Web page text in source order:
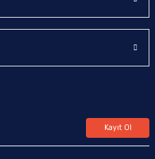
Kayıt Ol